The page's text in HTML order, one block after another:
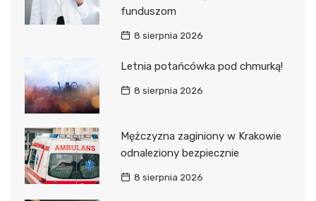
funduszom
8 sierpnia 2026
Letnia potańcówka pod chmurką!
8 sierpnia 2026
Mężczyzna zaginiony w Krakowie
odnaleziony bezpiecznie
8 sierpnia 2026